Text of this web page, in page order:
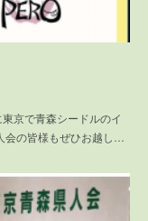
京で青森シードルのイ
会の皆様もぜひお越し…